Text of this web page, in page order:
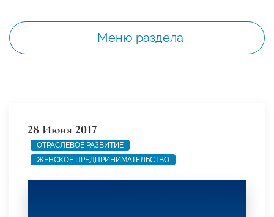
Меню раздела
28 Июня 2017
ОТРАСЛЕВОЕ РАЗВИТИЕ
ЖЕНСКОЕ ПРЕДПРИНИМАТЕЛЬСТВО